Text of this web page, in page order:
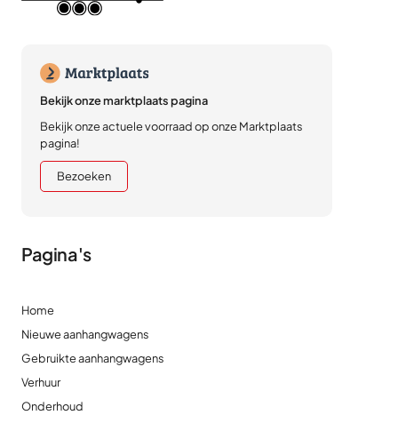
Bekijk onze marktplaats pagina
Bekijk onze actuele voorraad op onze Marktplaats
pagina!
Bezoeken
Pagina's
Home
Nieuwe aanhangwagens
Gebruikte aanhangwagens
Verhuur
Onderhoud